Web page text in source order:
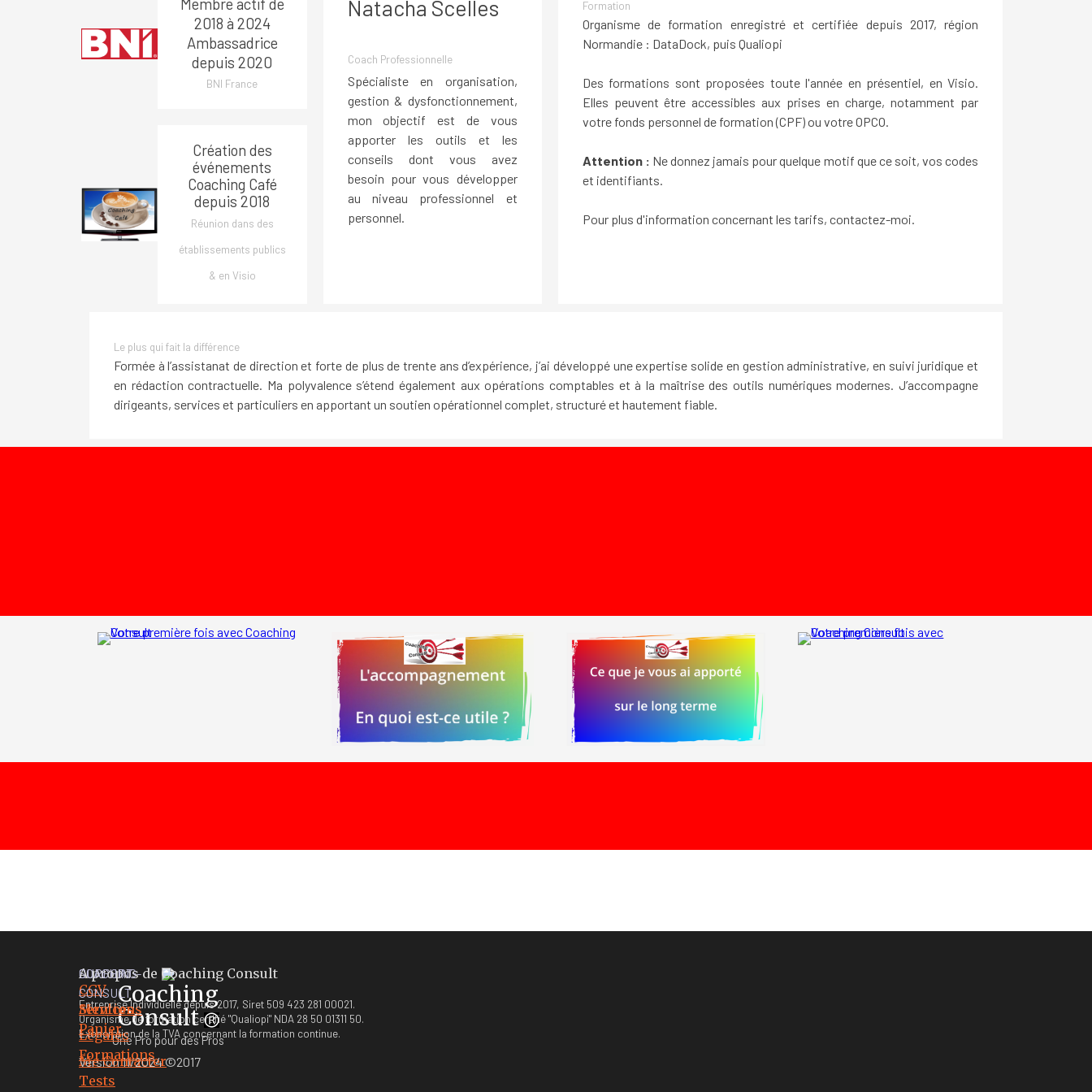
2018 à 2024
Ambassadrice
depuis 2020
BNI France
Création des
événements
Coaching Café
depuis 2018
Réunion dans des
établissements publics
& en Visio
Natacha Scelles
Coach Professionnelle
Spécialiste en organisation,
gestion & dysfonctionnement,
mon objectif est de vous
apporter les outils et les
conseils dont vous avez
besoin pour vous développer
au niveau professionnel et
personnel.
Formation
Organisme de formation enregistré et certifiée depuis 2017, région
Normandie : DataDock, puis Qualiopi
Des formations sont proposées toute l'année en présentiel, en Visio.
Elles peuvent être accessibles aux prises en charge, notamment par
votre fonds personnel de formation (CPF) ou votre OPCO.
Attention : Ne donnez jamais pour quelque motif que ce soit, vos codes
et identifiants.
Pour plus d'information concernant les tarifs, contactez-moi.
Le plus qui fait la différence
Formée à l’assistanat de direction et forte de plus de trente ans d’expérience, j’ai développé une expertise solide en gestion administrative, en suivi juridique et
en rédaction contractuelle. Ma polyvalence s’étend également aux opérations comptables et à la maîtrise des outils numériques modernes. J’accompagne
dirigeants, services et particuliers en apportant un soutien opérationnel complet, structuré et hautement fiable.
Coaching
Consult
Une Pro pour des Pros
A propos de Coaching Consult
Entreprise Individuelle depuis 2017, Siret 509 423 281 00021.
Organisme de formation certifié "Qualiopi" NDA 28 50 01311 50.
Exonération de la TVA concernant la formation continue.
Version 11/2024 ©2017
COACHING-
CONSULT
Services
Panier
Formations
Tests
SUPPORT
CGV
Mentions
Légales
Me Contacter